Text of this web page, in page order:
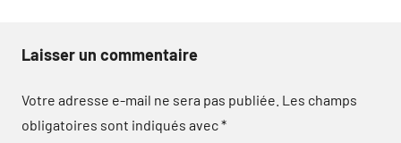
Laisser un commentaire
Votre adresse e-mail ne sera pas publiée. Les champs
obligatoires sont indiqués avec*